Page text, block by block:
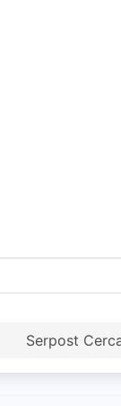
Serpost